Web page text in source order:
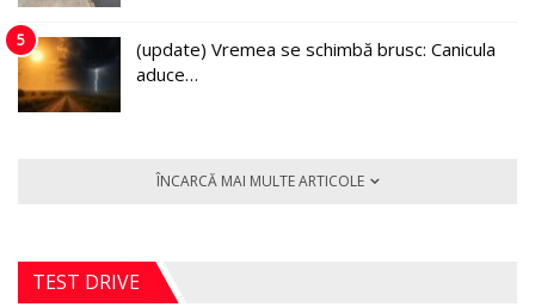
5
(update) Vremea se schimbă brusc: Canicula
aduce…
ÎNCARCĂ MAI MULTE ARTICOLE
TEST DRIVE